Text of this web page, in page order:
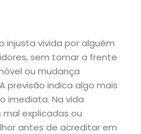
injusta vivida por alguém
sem tomar a frente
ou mudança
previsão indica algo mais
imediata. Na vida
explicadas ou
antes de acreditar em